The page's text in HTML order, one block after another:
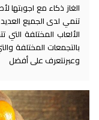
الغاز ذكاء مع اجوبتها
تنمي لدى الجميع
الألعاب المختلفة
بالتجمعات المختلفة
وعبرنتعرف على أفضل